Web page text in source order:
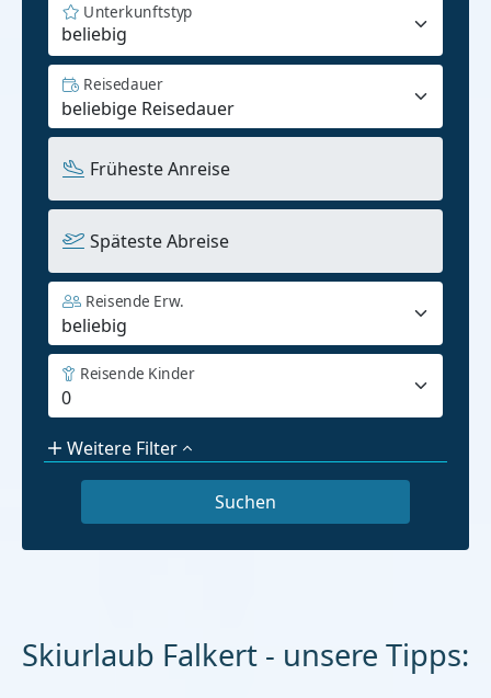
beliebig
Unterkunftstyp
Reisedauer
Früheste Anreise
Späteste Abreise
Reisende Erw.
Reisende Kinder
Weitere Filter
Skiurlaub Falkert - unsere Tipps: